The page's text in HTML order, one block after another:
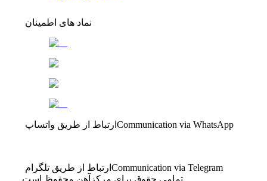
نماد های اطمینان
ارتباط از طریق واتساپ Communication via WhatsApp
ارتباط از طریق تلگرام Communication via Telegram